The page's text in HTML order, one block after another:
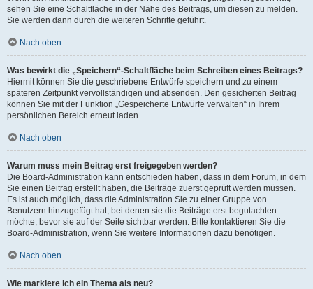
sehen Sie eine Schaltfläche in der Nähe des Beitrags, um diesen zu melden.
Sie werden dann durch die weiteren Schritte geführt.
Nach oben
Was bewirkt die „Speichern“-Schaltfläche beim Schreiben eines Beitrags?
Hiermit können Sie die geschriebene Entwürfe speichern und zu einem
späteren Zeitpunkt vervollständigen und absenden. Den gesicherten Beitrag
können Sie mit der Funktion „Gespeicherte Entwürfe verwalten“ in Ihrem
persönlichen Bereich erneut laden.
Nach oben
Warum muss mein Beitrag erst freigegeben werden?
Die Board-Administration kann entschieden haben, dass in dem Forum, in dem
Sie einen Beitrag erstellt haben, die Beiträge zuerst geprüft werden müssen.
Es ist auch möglich, dass die Administration Sie zu einer Gruppe von
Benutzern hinzugefügt hat, bei denen sie die Beiträge erst begutachten
möchte, bevor sie auf der Seite sichtbar werden. Bitte kontaktieren Sie die
Board-Administration, wenn Sie weitere Informationen dazu benötigen.
Nach oben
Wie markiere ich ein Thema als neu?